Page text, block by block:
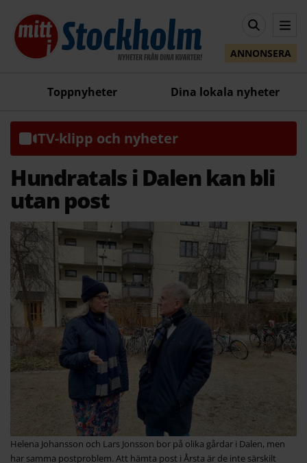
ANNONSERA
Toppnyheter Dina lokala nyheter
TV-klipp och nyheter
Hundratals i Dalen kan bli
utan post
Helena Johansson och Lars Jonsson bor på olika gårdar i Dalen, men
har samma postproblem. Att hämta post i Årsta är de inte särskilt